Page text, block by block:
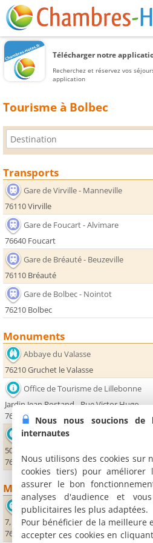
Télécharger notre
Recherchez et réservez vos
application
Tourisme à Bolbec
Transports
Gare de Virville - Manneville
76110 Virville
Gare de Foucart - Alvimare
76640 Foucart
Gare de Bréauté - Beuzeville
76110 Bréauté
Gare de Bolbec - Nointot
76210 Bolbec
Monuments
Abbaye du Valasse
76210 Gruchet le Valasse
Office de Tourisme de Lillebonne
Jardin Jean Rostand - Rue Victor Hugo
76170 Lillebonne
Office de Tourisme de Bolbec
50, rue de la République
76210 Bolbec
Musées
Musée municipal
7, rue Victor Hugo
76170 Lillebonne
Nous nous soucions
internautes
Nous utilisons des cookies sur
cookies tiers) pour améliorer
assurer le bon
analyses d'audience et
publicitaires les plus adaptées.
Pour bénéficier de la meilleure
accepter ces cookies en